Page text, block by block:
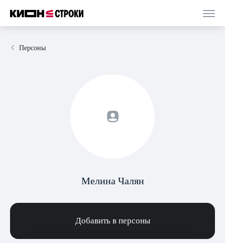
Персоны
Мелина Чалян
Добавить в персоны